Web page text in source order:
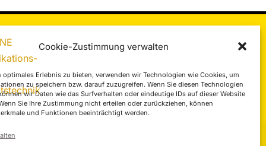
Cookie-Zustimmung verwalten
optimales Erlebnis zu bieten, verwenden wir Technologien wie Cookies, um
zu speichern bzw. darauf zuzugreifen. Wenn Sie diesen Technologien
wir Daten wie das Surfverhalten oder eindeutige IDs auf dieser Website
Sie Ihre Zustimmung nicht erteilen oder zurückziehen, können
und Funktionen beeinträchtigt werden.
COMLINE Infobroschüre